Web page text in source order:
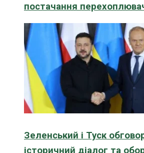
постачання
Зеленський і Туск
історичний діалог та